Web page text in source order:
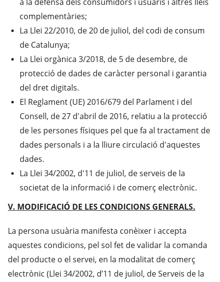
complementàries;
La Llei 22/2010, de 20 de juliol, del codi de consum
de Catalunya;
La Llei orgànica 3/2018, de 5 de desembre, de
protecció de dades de caràcter personal i garantia
del dret digitals.
El Reglament (UE) 2016/679 del Parlament i del
Consell, de 27 d'abril de 2016, relatiu a la protecció
de les persones físiques pel que fa al tractament de
dades personals i a la lliure circulació d'aquestes
dades.
La Llei 34/2002, d'11 de juliol, de serveis de la
societat de la informació i de comerç electrònic.
V. MODIFICACIÓ DE LES CONDICIONS GENERALS.
La persona usuària manifesta conèixer i accepta
aquestes condicions, pel sol fet de validar la comanda
del producte o el servei, en la modalitat de comerç
electrònic (Llei 34/2002, d’11 de juliol, de Serveis de la